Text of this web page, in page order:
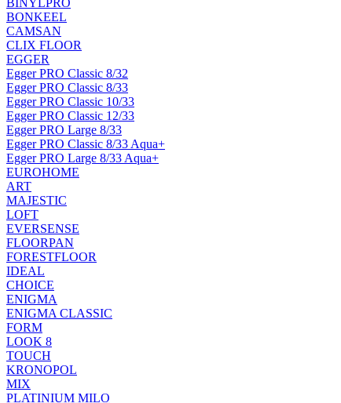
BINYLPRO
BONKEEL
CAMSAN
CLIX FLOOR
EGGER
Egger PRO Classic 8/32
Egger PRO Classic 8/33
Egger PRO Classic 10/33
Egger PRO Classic 12/33
Egger PRO Large 8/33
Egger PRO Classic 8/33 Aqua+
Egger PRO Large 8/33 Aqua+
EUROHOME
ART
MAJESTIC
LOFT
EVERSENSE
FLOORPAN
FORESTFLOOR
IDEAL
CHOICE
ENIGMA
ENIGMA CLASSIC
FORM
LOOK 8
TOUCH
KRONOPOL
MIX
PLATINIUM MILO